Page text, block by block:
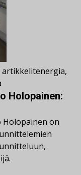
artikkelitenergia,
Holopainen:
Holopainen on